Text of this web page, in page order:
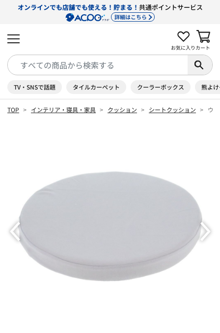
オンラインでも店舗でも使える！貯まる！ 共通ポイントサービス
詳細はこちら
お気に入り カート
TV・SNSで話題 タイルカーペット クーラーボックス 熊よ
TOP インテリア・寝具・家具 クッション シートクッション ウ